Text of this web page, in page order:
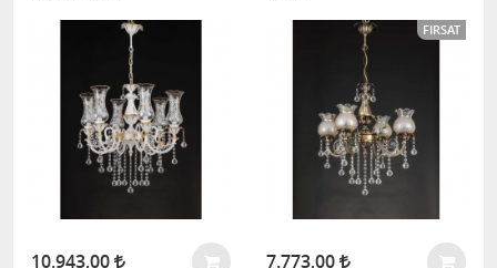
10.943,00
FIRSAT
7.773,00